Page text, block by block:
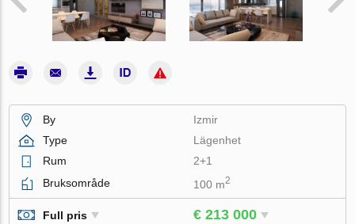
By
Izmir
Type
Lägenhet
Rum
2+1
Bruksområde
100 m2
Full pris € 213 000